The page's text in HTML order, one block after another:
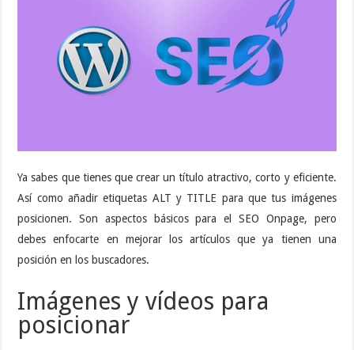
Ya sabes que tienes que crear un título atractivo, corto y eficiente.
Así como añadir etiquetas ALT y TITLE para que tus imágenes
posicionen. Son aspectos básicos para el SEO Onpage, pero
debes enfocarte en mejorar los artículos que ya tienen una
posición en los buscadores.
Imágenes y vídeos para
posicionar